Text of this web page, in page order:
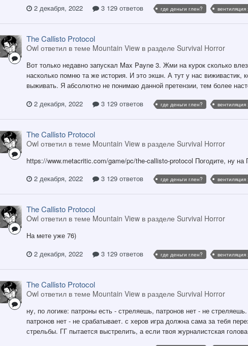
2 декабря, 2022
3 129 ответов где деньги глен?
The Callisto Protocol
Owl ответил в теме Mountain View в разделе Survival Horror
Вот только недавно запускал Max Payne 3. Жми на курок сколько
насколько помню та же история. И это экшн. А тут у нас виживастик,
выживать. Я абсолютно не понимаю данной претензии, тем более
2 декабря, 2022
3 129 ответов где деньги глен?
The Callisto Protocol
Owl ответил в теме Mountain View в разделе Survival Horror
https://www.metacritic.com/game/pc/the-callisto-protocol Погодите, ну на
2 декабря, 2022
3 129 ответов где деньги глен?
The Callisto Protocol
Owl ответил в теме Mountain View в разделе Survival Horror
На мете уже 76)
2 декабря, 2022
3 129 ответов где деньги глен?
The Callisto Protocol
Owl ответил в теме Mountain View в разделе Survival Horror
ну, по логике: патроны есть - стреляешь, патронов нет - не
патронов нет - не срабатывает. с херов игра должна сама за тебя
стрельбы. ГГ пытается выстрелить, а если твоя журналистская